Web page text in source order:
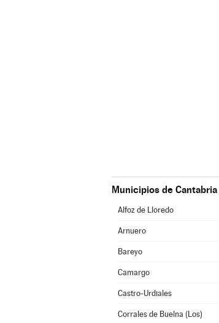
Municipios de Cantabria
Alfoz de Lloredo
Arnuero
Bareyo
Camargo
Castro-Urdiales
Corrales de Buelna (Los)